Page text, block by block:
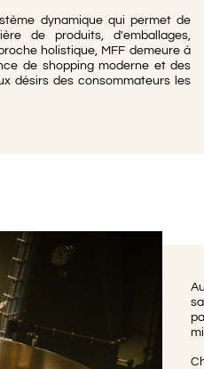
dynamique qui permet de
de produits, d'emballages,
holistique, MFF demeure à
de shopping moderne et des
désirs des consommateurs les